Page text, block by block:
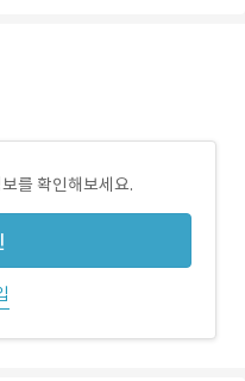
를 확인해보세요.